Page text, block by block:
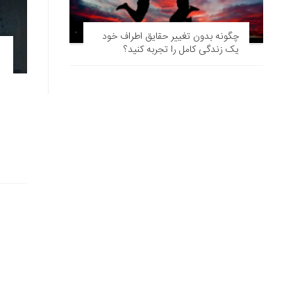
چگونه بدون تغییر حقایق اطراف خود
یک زندگی کامل را تجربه کنید؟